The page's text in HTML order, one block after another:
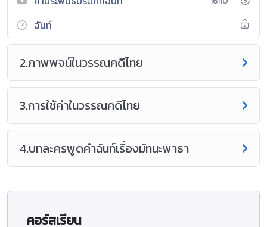
ฉันท์
2.ภาพพจน์ในวรรณคดีไทย
3.การใช้คำในวรรณคดีไทย
4.บทละครพูดคำฉันท์เรื่องมัทนะพาธา
คอร์สเรียน